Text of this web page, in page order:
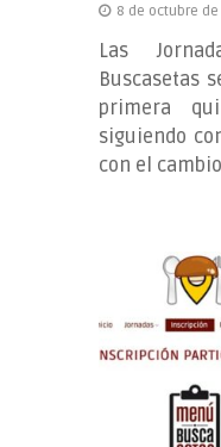
8 de octubre
Las
Buscasetas
primera
siguiendo
con el